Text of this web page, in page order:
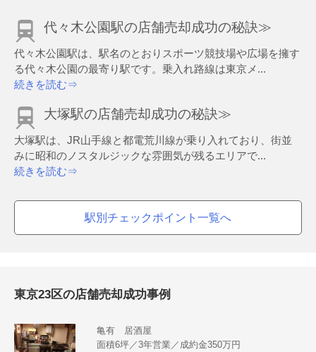
代々木公園駅の店舗売却成功の秘訣≫
代々木公園駅は、駅名のとおりスポーツ競技場や広場を擁す
る代々木公園の最寄り駅です。乗入れ路線は東京メ...
続きを読む⇒
大塚駅の店舗売却成功の秘訣≫
大塚駅は、JR山手線と都電荒川線が乗り入れており、街並
みに昭和のノスタルジックな雰囲気が残るエリアで...
続きを読む⇒
駅別チェックポイント一覧へ
東京23区の店舗売却成功事例
亀有 居酒屋
面積6坪／3年営業／成約金350万円